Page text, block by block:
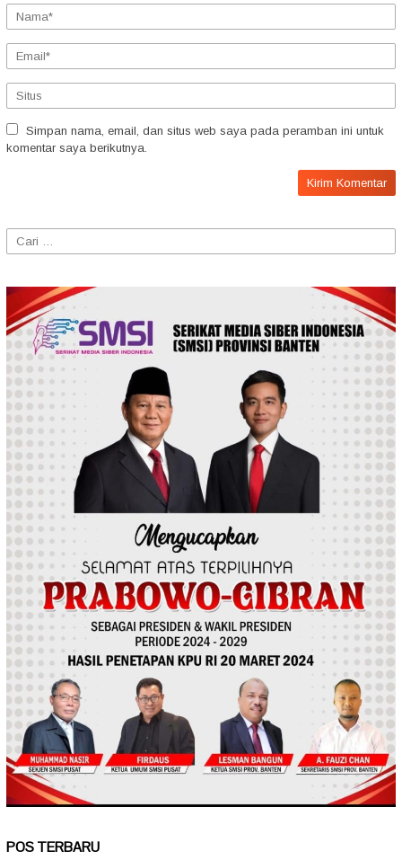
Simpan nama, email, dan situs web saya pada peramban ini untuk
komentar saya berikutnya.
Cari
untuk:
POS TERBARU